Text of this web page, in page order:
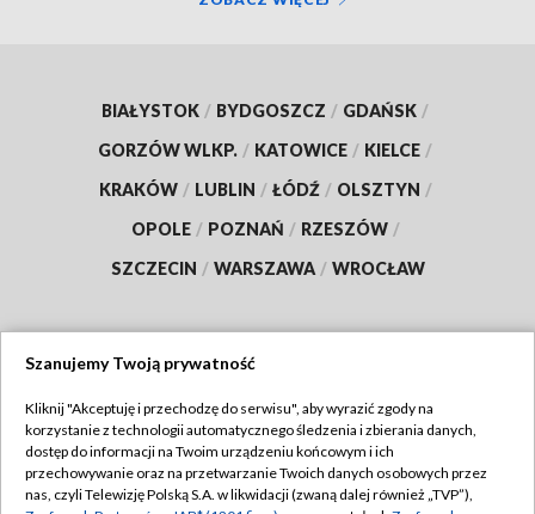
BIAŁYSTOK / BYDGOSZCZ / GDAŃSK /
GORZÓW WLKP. / KATOWICE / KIELCE /
KRAKÓW / LUBLIN / ŁÓDŹ / OLSZTYN /
OPOLE / POZNAŃ / RZESZÓW /
SZCZECIN / WARSZAWA / WROCŁAW
TVP
Abonament TVP
Regulamin TVP
Szanujemy Twoją prywatność
Kliknij "Akceptuję i przechodzę do serwisu", aby wyrazić zgody na
korzystanie z technologii automatycznego śledzenia i zbierania danych,
dostęp do informacji na Twoim urządzeniu końcowym i ich
przechowywanie oraz na przetwarzanie Twoich danych osobowych przez
nas, czyli Telewizję Polską S.A. w likwidacji (zwaną dalej również „TVP”),